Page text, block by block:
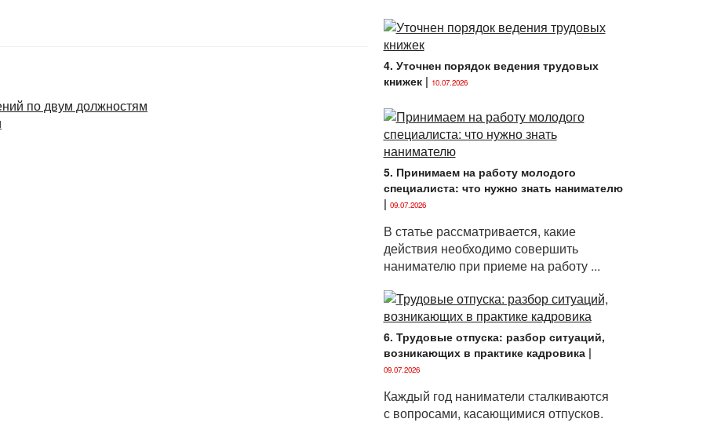
по двум должностям
4. Уточнен порядок ведения трудовых
книжек| 10.07.2026
5. Принимаем на работу молодого
специалиста: что нужно знать нанимателю
| 09.07.2026
В статье рассматривается, какие
действия необходимо совершить
нанимателю при приеме на работу ...
6. Трудовые отпуска: разбор ситуаций,
возникающих в практике кадровика|
09.07.2026
Каждый год наниматели сталкиваются
с вопросами, касающимися отпусков.